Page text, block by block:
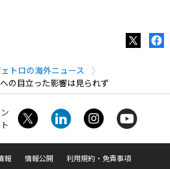
トロの海外ニュース
の目立った影響は見られず
ト
報 情報公開
利用規約・免責事項